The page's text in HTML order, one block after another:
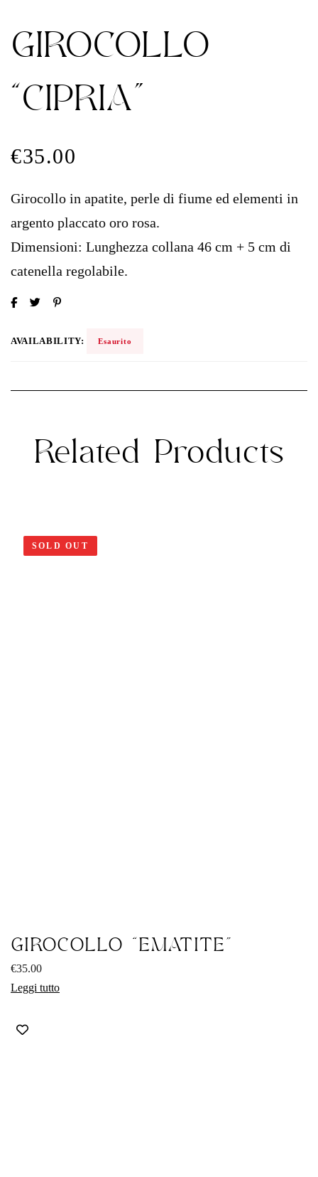
GIROCOLLO
“CIPRIA”
€35.00
Girocollo in apatite, perle di fiume ed elementi in
argento placcato oro rosa.
Dimensioni: Lunghezza collana 46 cm + 5 cm di
catenella regolabile.
AVAILABILITY: Esaurito
Related Products
SOLD OUT
GIROCOLLO “EMATITE”
€35.00
Leggi tutto